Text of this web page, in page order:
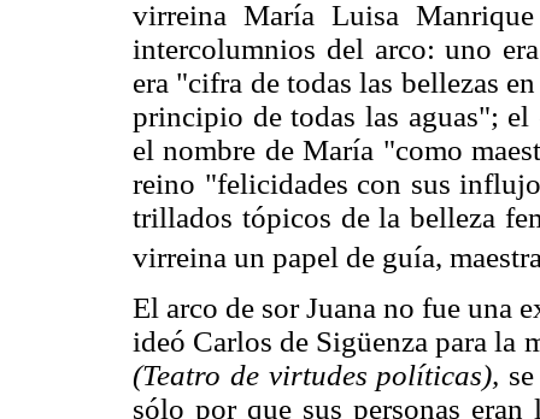
virreina María Luisa
intercolumnios del arco: uno
era "cifra de todas las bellezas
principio de todas las aguas";
el nombre de María "como
reino "felicidades con sus
trillados tópicos de la belleza
virreina un papel de guía,
El arco de sor Juana no fue una
ideó Carlos de Sigüenza para la
(Teatro de virtudes políticas),
sólo por que sus personas